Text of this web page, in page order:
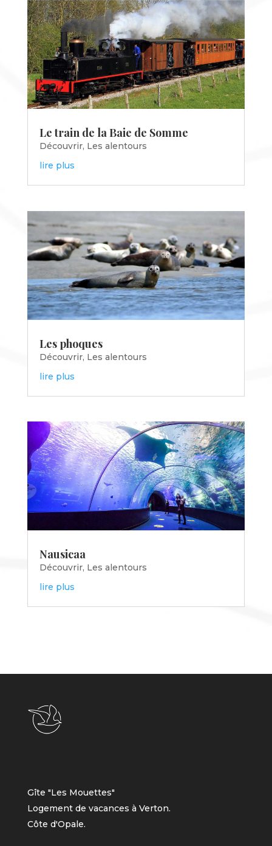
Le train de la Baie de Somme
Découvrir, Les alentours
lire plus
Les phoques
Découvrir, Les alentours
lire plus
Nausicaa
Découvrir, Les alentours
lire plus
Gîte "Les Mouettes"
Logement de vacances à Verton.
Côte d'Opale.